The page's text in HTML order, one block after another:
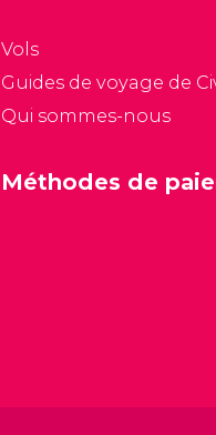
Vols
Guides de voyage de
Qui sommes-nous
Méthodes de